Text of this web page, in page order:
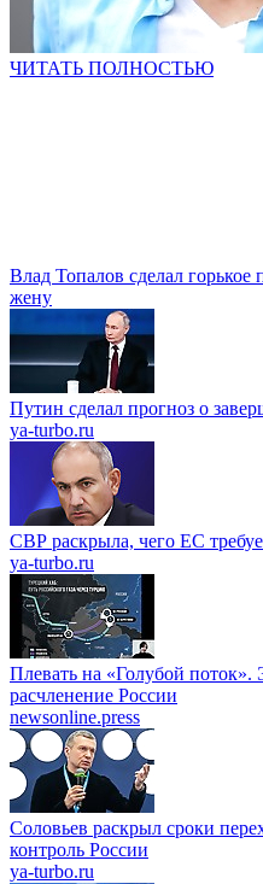
ЧИТАТЬ ПОЛНОСТЬЮ
Влад Топалов сделал горькое
жену
Путин сделал прогноз о
ya-turbo.ru
СВР раскрыла, чего ЕС
ya-turbo.ru
Плевать на «Голубой поток».
расчленение России
newsonline.press
Соловьев раскрыл сроки
контроль России
ya-turbo.ru